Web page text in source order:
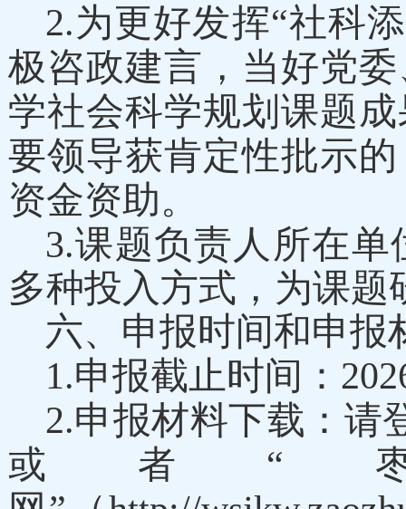
2.为更好发挥“社科
极咨政建言，当好党
学社会科学规划课题
要领导获肯定性批示
资金资助。
3.课题负责 人所在
多种投入方式，为课
六、申报时间和申报
1.申报截止时间：202
2.申报材料下载：请
或者“